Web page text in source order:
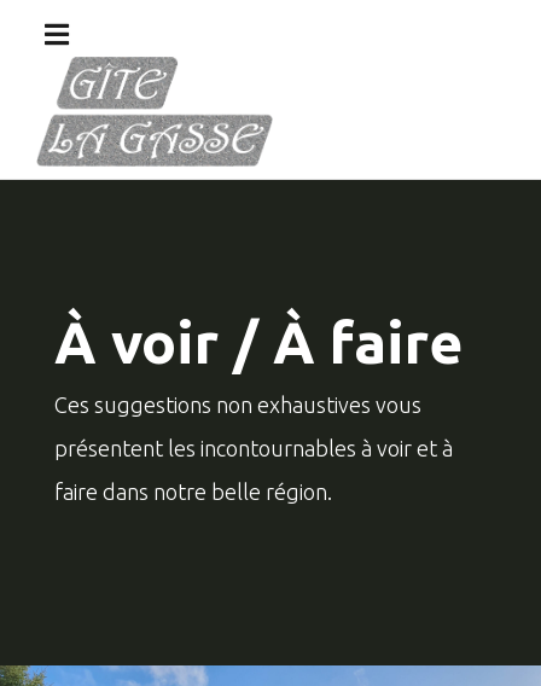
À voir / À faire
Ces suggestions non exhaustives vous
présentent les incontournables à voir et à
faire dans notre belle région.